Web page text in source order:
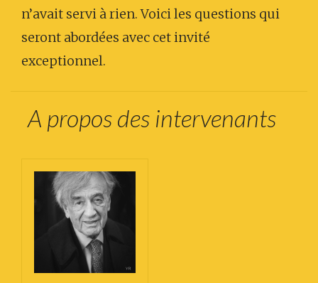
n’avait servi à rien. Voici les questions qui
seront abordées avec cet invité
exceptionnel.
A propos des intervenants